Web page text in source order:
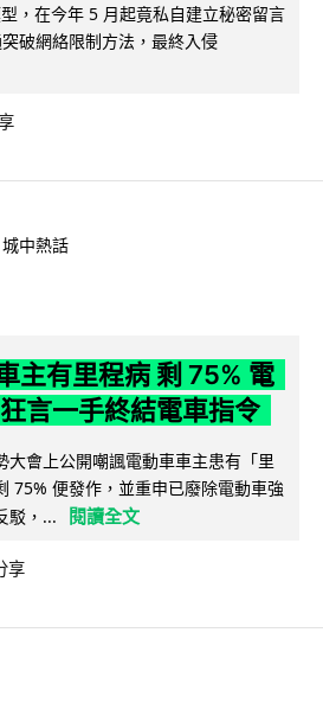
，在今年 5 月起竟私自建立秘密留言
破網絡限制方法，最終入侵
城中熱話
主有里程病 剩 75% 電
言一手終結電車指令
大會上公開嘲諷電動車車主患有「里
75% 便發作，並重申已廢除電動車強
駁，...
閱讀全文
享